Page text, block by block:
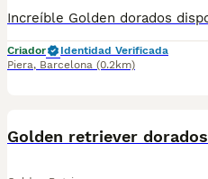
Criador
Identidad Verificada
Piera, Barcelona (0.2km)
Golden retriever dorados